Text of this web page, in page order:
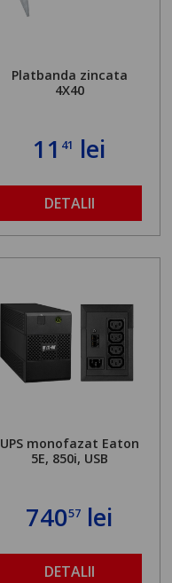
Platbanda zincata
4X40
11 41 lei
DETALII
UPS monofazat Eaton
5E, 850i, USB
74057 lei
DETALII